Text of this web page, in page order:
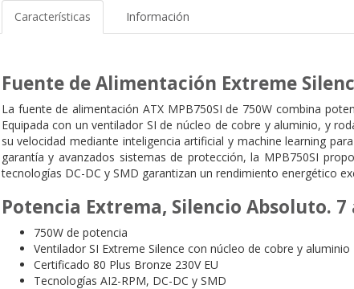
Características Información
Fuente de Alimentación Extreme
La fuente de alimentación ATX MPB750SI de 750W combina
Equipada con un ventilador SI de núcleo de cobre y aluminio, y
su velocidad mediante inteligencia artificial y machine learning
garantía y avanzados sistemas de protección, la MPB750SI
tecnologías DC-DC y SMD garantizan un rendimiento energético
Potencia Extrema, Silencio Absoluto.
750W de potencia
Ventilador SI Extreme Silence con núcleo de cobre y aluminio
Certificado 80 Plus Bronze 230V EU
Tecnologías AI2-RPM, DC-DC y SMD